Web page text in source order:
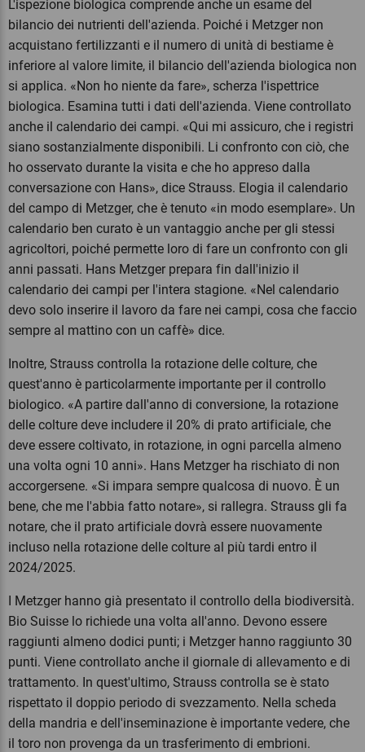
L'ispezione biologica comprende anche un esame del
bilancio dei nutrienti dell'azienda. Poiché i Metzger non
acquistano fertilizzanti e il numero di unità di bestiame è
inferiore al valore limite, il bilancio dell'azienda biologica non
si applica. «Non ho niente da fare», scherza l'ispettrice
biologica. Esamina tutti i dati dell'azienda. Viene controllato
anche il calendario dei campi. «Qui mi assicuro, che i registri
siano sostanzialmente disponibili. Li confronto con ciò, che
ho osservato durante la visita e che ho appreso dalla
conversazione con Hans», dice Strauss. Elogia il calendario
del campo di Metzger, che è tenuto «in modo esemplare». Un
calendario ben curato è un vantaggio anche per gli stessi
agricoltori, poiché permette loro di fare un confronto con gli
anni passati. Hans Metzger prepara fin dall'inizio il
calendario dei campi per l'intera stagione. «Nel calendario
devo solo inserire il lavoro da fare nei campi, cosa che faccio
sempre al mattino con un caffè» dice.
Inoltre, Strauss controlla la rotazione delle colture, che
quest'anno è particolarmente importante per il controllo
biologico. «A partire dall'anno di conversione, la rotazione
delle colture deve includere il 20% di prato artificiale, che
deve essere coltivato, in rotazione, in ogni parcella almeno
una volta ogni 10 anni». Hans Metzger ha rischiato di non
accorgersene. «Si impara sempre qualcosa di nuovo. È un
bene, che me l'abbia fatto notare», si rallegra. Strauss gli fa
notare, che il prato artificiale dovrà essere nuovamente
incluso nella rotazione delle colture al più tardi entro il
2024/2025.
I Metzger hanno già presentato il controllo della biodiversità.
Bio Suisse lo richiede una volta all'anno. Devono essere
raggiunti almeno dodici punti; i Metzger hanno raggiunto 30
punti. Viene controllato anche il giornale di allevamento e di
trattamento. In quest'ultimo, Strauss controlla se è stato
rispettato il doppio periodo di svezzamento. Nella scheda
della mandria e dell'inseminazione è importante vedere, che
il toro non provenga da un trasferimento di embrioni.